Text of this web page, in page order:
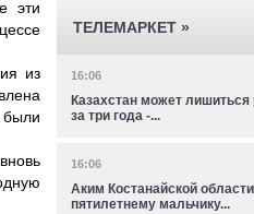
эти
из
были
ТЕЛЕМАРКЕТ »
16:06
Казахстан может лишиться
за три года -...
16:06
Аким Костанайской
пятилетнему мальчику...